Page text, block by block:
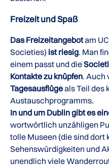
Freizeit und Spaß
Das Freizeitangebotam
Societies) ist riesig. Man
einem passt und die
Kontakte zu knüpfen. Auch
Tagesausflügeals Teil des
Austauschprogramms.
In und um Dublin gibt es
wortwörtlich unzähligen
tolle Museen (die sind dort
Sehenswürdigkeiten und
unendlich viele